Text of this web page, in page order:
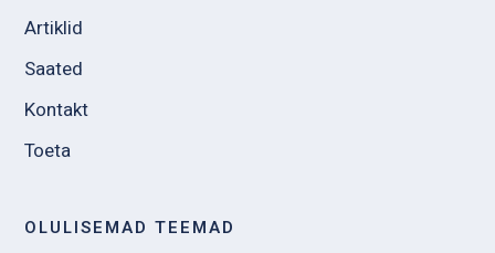
Artiklid
Saated
Kontakt
Toeta
OLULISEMAD TEEMAD